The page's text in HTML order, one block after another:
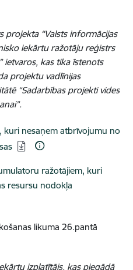
“Valsts informācijas
iekārtu ražotāju reģistrs
ietvaros, kas tika īstenots
projektu vadlīnijas
“Sadarbības projekti vides
kuri nesaņem atbrīvojumu no
ražotājiem, kuri
resursu nodokļa
likuma 26.pantā
izplatītājs, kas piegādā